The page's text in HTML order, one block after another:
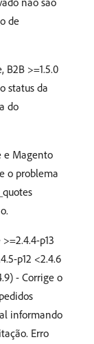
de
B2B >=1.5.0
status da
do
e Magento
o problema
p13
p12 <2.4.6
- Corrige o
informando
Erro